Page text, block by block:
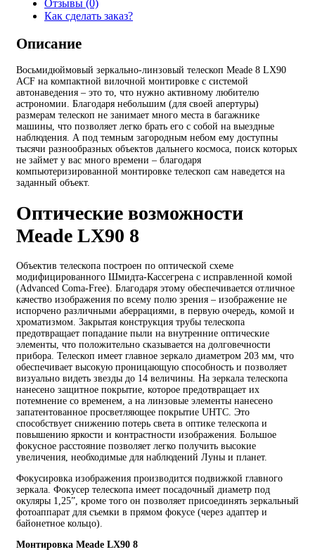
Отзывы (0)
Как сделать заказ?
Описание
Восьмидюймовый зеркально-линзовый телескоп Meade 8 LX90
ACF на компактной вилочной монтировке с системой
автонаведения – это то, что нужно активному любителю
астрономии. Благодаря небольшим (для своей апертуры)
размерам телескоп не занимает много места в багажнике
машины, что позволяет легко брать его с собой на выездные
наблюдения. А под темным загородным небом ему доступны
тысячи разнообразных объектов дальнего космоса, поиск которых
не займет у вас много времени – благодаря
компьютеризированной монтировке телескоп сам наведется на
заданный объект.
Оптические возможности
Meade LX90 8
Объектив телескопа построен по оптической схеме
модифицированного Шмидта-Кассегрена с исправленной комой
(Advanced Coma-Free). Благодаря этому обеспечивается отличное
качество изображения по всему полю зрения – изображение не
испорчено различными аберрациями, в первую очередь, комой и
хроматизмом. Закрытая конструкция трубы телескопа
предотвращает попадание пыли на внутренние оптические
элементы, что положительно сказывается на долговечности
прибора. Телескоп имеет главное зеркало диаметром 203 мм, что
обеспечивает высокую проницающую способность и позволяет
визуально видеть звезды до 14 величины. На зеркала телескопа
нанесено защитное покрытие, которое предотвращает их
потемнение со временем, а на линзовые элементы нанесено
запатентованное просветляющее покрытие UHTC. Это
способствует снижению потерь света в оптике телескопа и
повышению яркости и контрастности изображения. Большое
фокусное расстояние позволяет легко получить высокие
увеличения, необходимые для наблюдений Луны и планет.
Фокусировка изображения производится подвижкой главного
зеркала. Фокусер телескопа имеет посадочный диаметр под
окуляры 1,25”, кроме того он позволяет присоединять зеркальный
фотоаппарат для съемки в прямом фокусе (через адаптер и
байонетное кольцо).
Монтировка Meade LX90 8